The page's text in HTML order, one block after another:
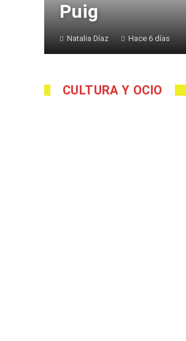
Puig
Natalia Díaz Hace 6 días
CULTURA Y OCIO